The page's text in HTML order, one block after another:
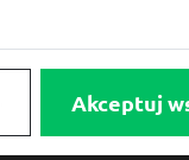
OLEOLE!
PAY
Akceptuj